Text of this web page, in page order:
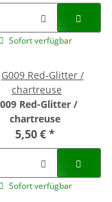
Sofort verfügbar
Red-Glitter /
chartreuse
5,50 €*
Sofort verfügbar